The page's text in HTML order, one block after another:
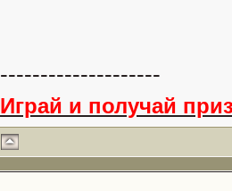
--------------------
Играй и получай